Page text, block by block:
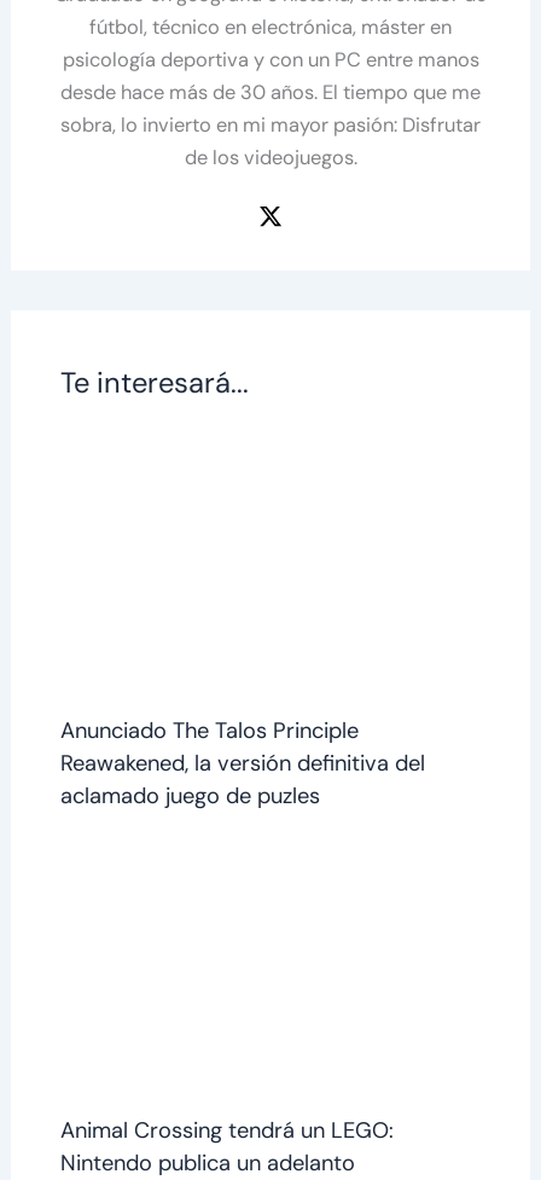
fútbol, técnico en electrónica, máster en
psicología deportiva y con un PC entre manos
desde hace más de 30 años. El tiempo que me
sobra, lo invierto en mi mayor pasión: Disfrutar
de los videojuegos.
Te interesará...
Anunciado The Talos Principle
Reawakened, la versión definitiva del
aclamado juego de puzles
Animal Crossing tendrá un LEGO:
Nintendo publica un adelanto